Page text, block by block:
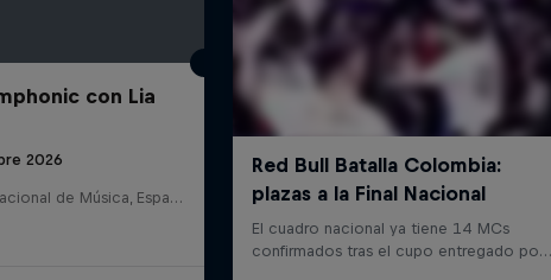
con Lia
2026
Auditorio Nacional de Música, España